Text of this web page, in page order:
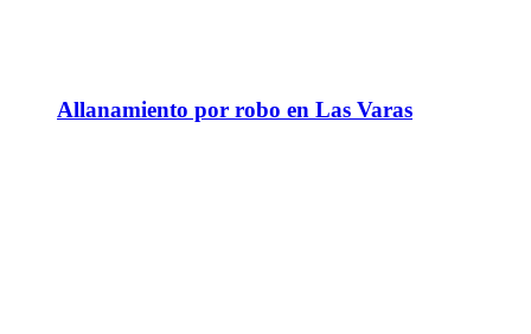
Allanamiento por robo en Las Varas